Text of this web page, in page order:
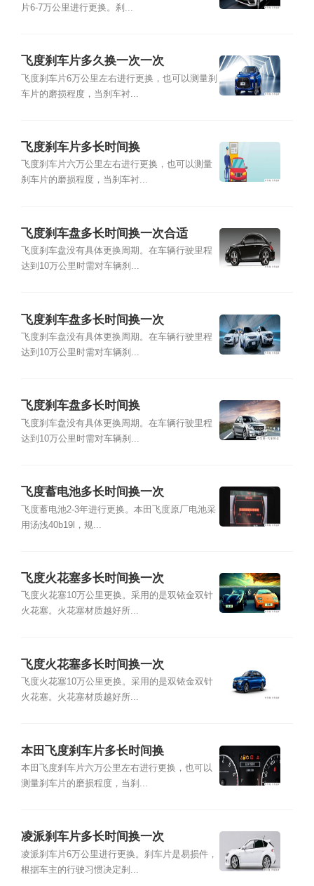
片6-7万公里进行更换。刹...
飞度刹车片多久换一次一次
飞度刹车片6万公里左右进行更换，也可以测量刹
车片的磨损程度，当刹车衬...
飞度刹车片多长时间换
飞度刹车片六万公里左右进行更换，也可以测量
刹车片的磨损程度，当刹车衬...
飞度刹车盘多长时间换一次合适
飞度刹车盘没有具体更换周期。在车辆行驶里程
达到10万公里时需对车辆刹...
飞度刹车盘多长时间换一次
飞度刹车盘没有具体更换周期。在车辆行驶里程
达到10万公里时需对车辆刹...
飞度刹车盘多长时间换
飞度刹车盘没有具体更换周期。在车辆行驶里程
达到10万公里时需对车辆刹...
飞度蓄电池多长时间换一次
飞度蓄电池2-3年进行更换。本田飞度原厂电池采
用汤浅40b19l，规...
飞度火花塞多长时间换一次
飞度火花塞10万公里更换。采用的是双铱金双针
火花塞。火花塞材质越好所...
飞度火花塞多长时间换一次
飞度火花塞10万公里更换。采用的是双铱金双针
火花塞。火花塞材质越好所...
本田飞度刹车片多长时间换
本田飞度刹车片六万公里左右进行更换，也可以
测量刹车片的磨损程度，当刹...
凌派刹车片多长时间换一次
凌派刹车片6万公里进行更换。刹车片是易损件，
根据车主的行驶习惯决定刹...